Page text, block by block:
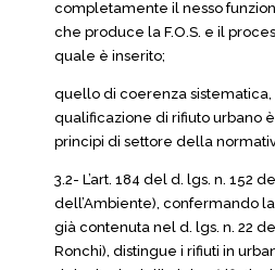
completamente il nesso
che produce la F.O.S. e il
quale è inserito;
quello di coerenza
qualificazione di rifiuto urbano
principi di settore della
3.2- L’art. 184 del d. lgs. n. 152
dell’Ambiente), confermando
già contenuta nel d. lgs. n. 22
Ronchi), distingue i rifiuti in